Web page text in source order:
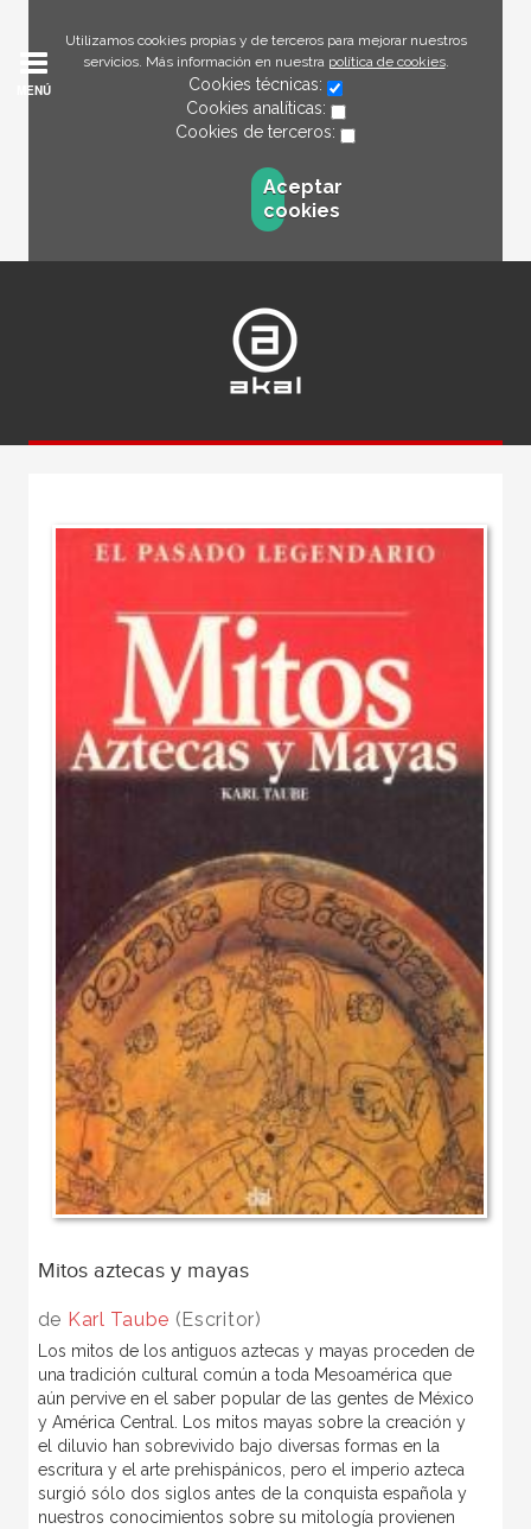
Utilizamos cookies propias y de terceros para mejorar nuestros
servicios. Más información en nuestra política de cookies.
Cookies técnicas:
Cookies analíticas:
Cookies de terceros:
Aceptar
cookies
MENÚ
Mitos aztecas y mayas
de Karl Taube (Escritor)
Los mitos de los antiguos aztecas y mayas proceden de
una tradición cultural común a toda Mesoamérica que
aún pervive en el saber popular de las gentes de México
y América Central. Los mitos mayas sobre la creación y
el diluvio han sobrevivido bajo diversas formas en la
escritura y el arte prehispánicos, pero el imperio azteca
surgió sólo dos siglos antes de la conquista española y
nuestros conocimientos sobre su mitología provienen